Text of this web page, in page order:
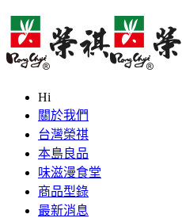
Hi
關於我們
台灣榮祺
本島良品
味滋漫食堂
商品型錄
最新消息